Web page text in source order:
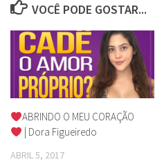
VOCÊ PODE GOSTAR...
ABRINDO O MEU CORAÇÃO
| Dora Figueiredo
ABRIL 5, 2017